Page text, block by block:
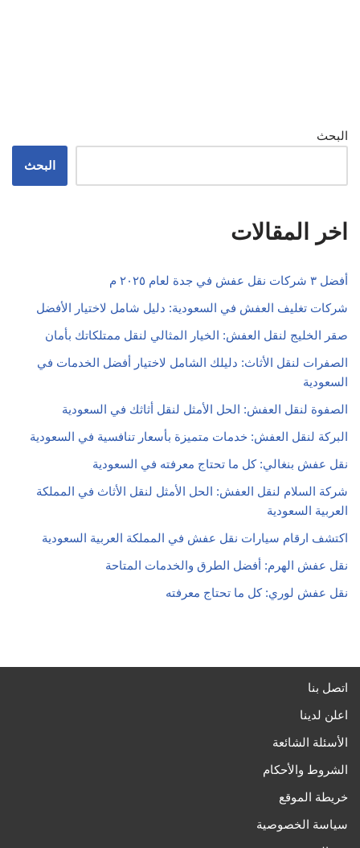
البحث
البحث
اخر المقالات
أفضل ٣ شركات نقل عفش في جدة لعام ٢٠٢٥ م
شركات تغليف العفش في السعودية: دليل شامل لاختيار الأفضل
صقر الخليج لنقل العفش: الخيار المثالي لنقل ممتلكاتك بأمان
الصفرات لنقل الأثاث: دليلك الشامل لاختيار أفضل الخدمات في
السعودية
الصفوة لنقل العفش: الحل الأمثل لنقل أثاثك في السعودية
البركة لنقل العفش: خدمات متميزة بأسعار تنافسية في السعودية
نقل عفش بنغالي: كل ما تحتاج معرفته في السعودية
شركة السلام لنقل العفش: الحل الأمثل لنقل الأثاث في المملكة
العربية السعودية
اكتشف ارقام سيارات نقل عفش في المملكة العربية السعودية
نقل عفش الهرم: أفضل الطرق والخدمات المتاحة
نقل عفش لوري: كل ما تحتاج معرفته
اتصل بنا
اعلن لدينا
الأسئلة الشائعة
الشروط والأحكام
خريطة الموقع
سياسة الخصوصية